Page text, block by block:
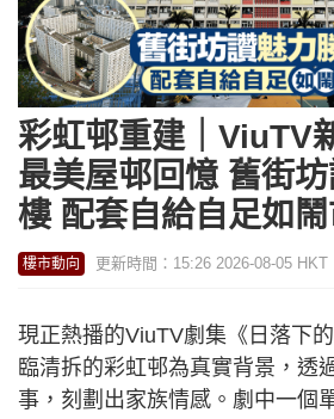
彩虹邨重建｜ViuTV
最美屋邨回憶 舊街
樓 配套自給自足如鬧
樓市動向 更新時間：15:26 2026-08-05 HKT
現正熱播的ViuTV劇集《日落下
臨清拆的彩虹邨為真實背景，透
事，刻劃出家族情感。劇中一個